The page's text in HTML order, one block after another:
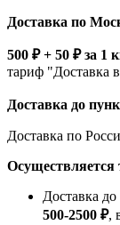
Доставка по
500 ₽ + 50 ₽ за 1
тариф "Доставка
Доставка до
Доставка по
Доставка
500-2500 ₽,